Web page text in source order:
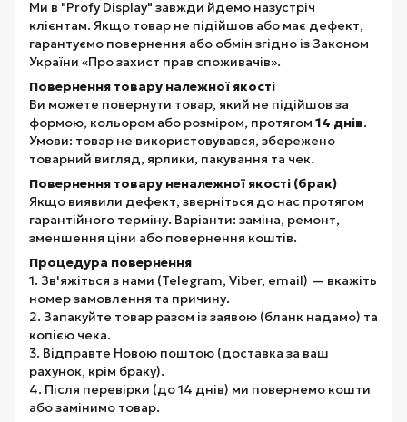
Ми в "Profy Display" завжди йдемо назустріч
клієнтам. Якщо товар не підійшов або має дефект,
гарантуємо повернення або обмін згідно із Законом
України «Про захист прав споживачів».
Повернення товару належної якості
Ви можете повернути товар, який не підійшов за
формою, кольором або розміром, протягом 14 днів.
Умови: товар не використовувався, збережено
товарний вигляд, ярлики, пакування та чек.
Повернення товару неналежної якості (брак)
Якщо виявили дефект, зверніться до нас протягом
гарантійного терміну. Варіанти: заміна, ремонт,
зменшення ціни або повернення коштів.
Процедура повернення
1. Зв'яжіться з нами (Telegram, Viber, email) — вкажіть
номер замовлення та причину.
2. Запакуйте товар разом із заявою (бланк надамо) та
копією чека.
3. Відправте Новою поштою (доставка за ваш
рахунок, крім браку).
4. Після перевірки (до 14 днів) ми повернемо кошти
або замінимо товар.